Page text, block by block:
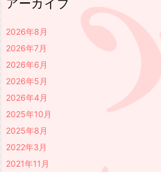
アーカイブ
2026年8月
2026年7月
2026年6月
2026年5月
2026年4月
2025年10月
2025年8月
2022年3月
2021年11月